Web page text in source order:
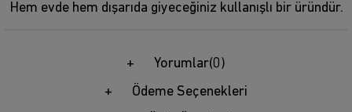
Hem evde hem dışarıda giyeceğiniz kullanışlı bir üründür.
Yorumlar(0)
Ödeme Seçenekleri